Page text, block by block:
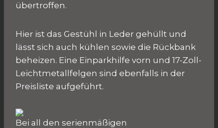
übertroffen.
Hier ist das Gestühl in Leder gehüllt und
lässt sich auch kühlen sowie die Rückbank
beheizen. Eine Einparkhilfe vorn und 17-Zoll-
Leichtmetallfelgen sind ebenfalls in der
Preisliste aufgeführt.
Bei all den serienmäßigen